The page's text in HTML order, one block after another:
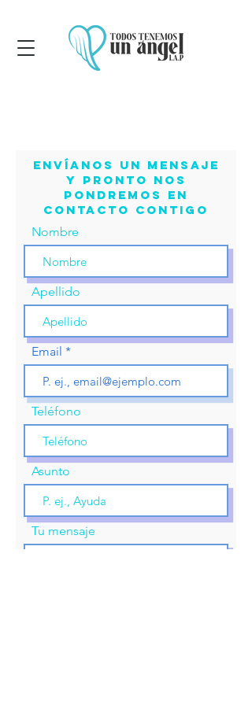
Envíanos un mensaje
y pronto nos
pondremos en
contacto contigo
Nombre
Apellido
Email
Teléfono
Asunto
Tu mensaje